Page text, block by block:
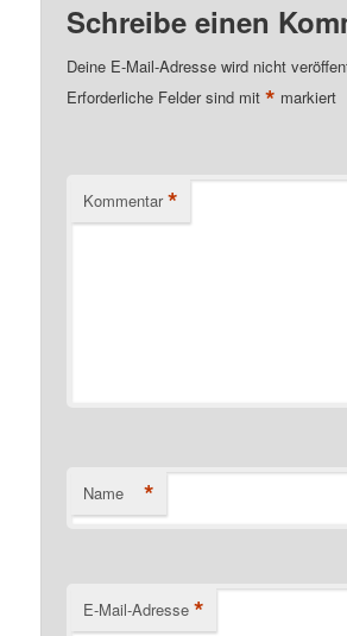
Schreibe einen
Deine E-Mail-Adresse wird nicht
Erforderliche Felder sind mit* markiert
Kommentar *
Name *
E-Mail-Adresse *